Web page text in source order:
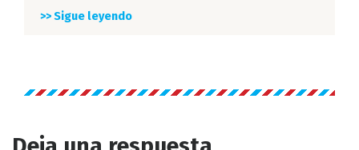
>> Sigue leyendo